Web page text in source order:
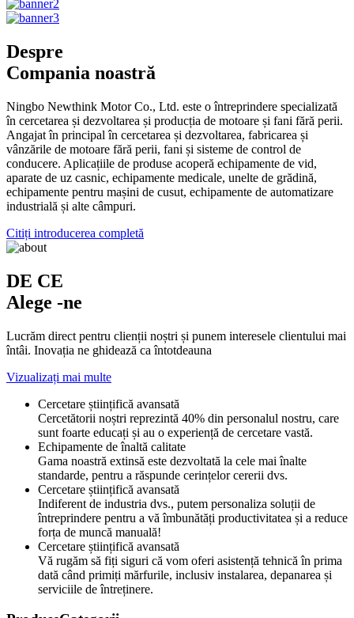
Despre
Compania noastră
Ningbo Newthink Motor Co., Ltd. este o întreprindere specializată
în cercetarea și dezvoltarea și producția de motoare și fani fără perii.
Angajat în principal în cercetarea și dezvoltarea, fabricarea și
vânzările de motoare fără perii, fani și sisteme de control de
conducere. Aplicațiile de produse acoperă echipamente de vid,
aparate de uz casnic, echipamente medicale, unelte de grădină,
echipamente pentru mașini de cusut, echipamente de automatizare
industrială și alte câmpuri.
Citiți introducerea completă
DE CE
Alege -ne
Lucrăm direct pentru clienții noștri și punem interesele clientului mai
întâi. Inovația ne ghidează ca întotdeauna
Vizualizați mai multe
Cercetare științifică avansată
Cercetătorii noștri reprezintă 40% din personalul nostru, care
sunt foarte educați și au o experiență de cercetare vastă.
Echipamente de înaltă calitate
Gama noastră extinsă este dezvoltată la cele mai înalte
standarde, pentru a răspunde cerințelor cererii dvs.
Cercetare științifică avansată
Indiferent de industria dvs., putem personaliza soluții de
întreprindere pentru a vă îmbunătăți productivitatea și a reduce
forța de muncă manuală!
Cercetare științifică avansată
Vă rugăm să fiți siguri că vom oferi asistență tehnică în prima
dată când primiți mărfurile, inclusiv instalarea, depanarea și
serviciile de întreținere.